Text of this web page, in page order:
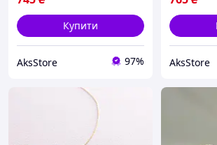
Купити
AksStore 97% AksStore